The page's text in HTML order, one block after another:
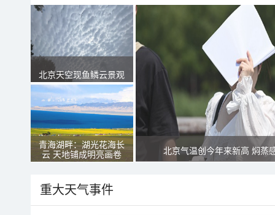
北京天空现鱼鳞云景观
青海湖畔：湖光花海长
云 天地铺成明亮画卷
北京气温创今年来新高 焖蒸
重大天气事件